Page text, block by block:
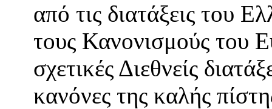
από τις διατάξεις του
τους Κανονισμούς του
σχετικές Διεθνείς
κανόνες της καλής